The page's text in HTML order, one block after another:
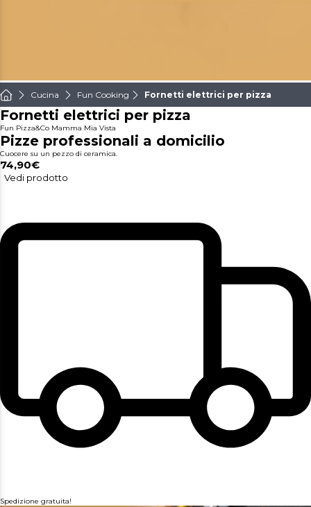
Cucina Fun Cooking Fornetti elettrici per pizza
Fornetti elettrici per pizza
Fun Pizza&Co Mamma Mia Vista
Pizze professionali a domicilio
Cuocere su un pezzo di ceramica.
74,90€
Vedi prodotto
Spedizione gratuita!